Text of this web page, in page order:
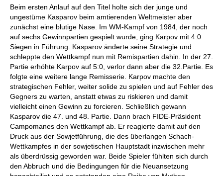
Beim ersten Anlauf auf den Titel holte sich der junge und
ungestüme Kasparov beim amtierenden Weltmeister aber
zunächst eine blutige Nase. Im WM-Kampf von 1984, der noch
auf sechs Gewinnpartien gespielt wurde, ging Karpov mit 4:0
Siegen in Führung. Kasparov änderte seine Strategie und
schleppte den Wettkampf nun mit Remispartien dahin. In der 27.
Partie erhöhte Karpov auf 5:0, verlor dann aber die 32.Partie. Es
folgte eine weitere lange Remisserie. Karpov machte den
strategischen Fehler, weiter solide zu spielen und auf Fehler des
Gegners zu warten, anstatt etwas zu riskieren und damit
vielleicht einen Gewinn zu forcieren. Schließlich gewann
Kasparov die 47. und 48. Partie. Dann brach FIDE-Präsident
Campomanes den Wettkampf ab. Er reagierte damit auf den
Druck aus der Sowjetführung, die des überlangen Schach-
Wettkampfes in der sowjetischen Hauptstadt inzwischen mehr
als überdrüssig geworden war. Beide Spieler fühlten sich durch
den Abbruch und die Bedingungen für die Neuansetzung